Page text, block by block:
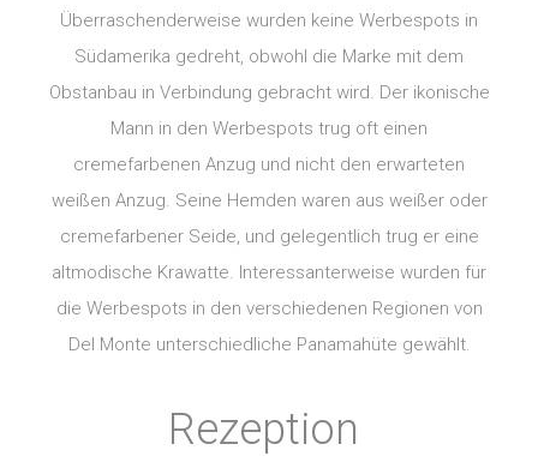
Überraschenderweise wurden keine Werbespots in
Südamerika gedreht, obwohl die Marke mit dem
Obstanbau in Verbindung gebracht wird. Der ikonische
Mann in den Werbespots trug oft einen
cremefarbenen Anzug und nicht den erwarteten
weißen Anzug. Seine Hemden waren aus weißer oder
cremefarbener Seide, und gelegentlich trug er eine
altmodische Krawatte. Interessanterweise wurden für
die Werbespots in den verschiedenen Regionen von
Del Monte unterschiedliche Panamahüte gewählt.
Rezeption